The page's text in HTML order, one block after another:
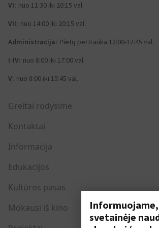
VI: nuo 11:30 iki 20:15 val.
VII: nuo 14:00 iki 20:15 val.
Administracija: Pietų pertrauka 12:00-12:45 val.
I-IV: nuo 8:00 iki 17:00 val.
V: nuo 8:00 iki 15:45 val.
Greitai rodysime
Kontaktai
Informacija
Edukacijos
Kultūros pasas
Mokausi iš kino
svetainėje